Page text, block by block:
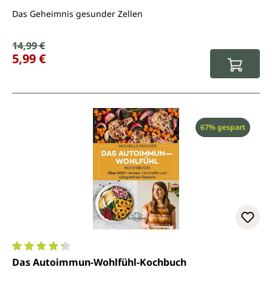
Das Geheimnis gesunder Zellen
Verkaufspreis:
Regulärer Preis:
14,99 €
5,99 €
Rabatt
67% gespart
Durchschnittliche Bewertung von 4.3 von 5 Sternen
Das Autoimmun-Wohlfühl-Kochbuch